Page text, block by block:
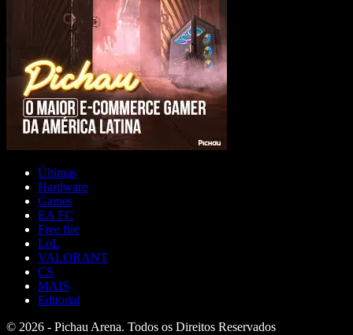
Últimas
Hardware
Games
EA FC
Free fire
LoL
VALORANT
CS
MAIS
Editorial
© 2026 - Pichau Arena. Todos os Direitos Reservados